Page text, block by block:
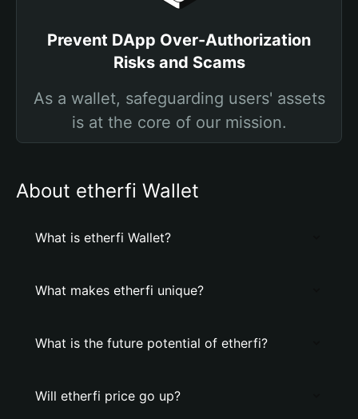
Prevent DApp Over-Authorization
Risks and Scams
As a wallet, safeguarding users' assets
is at the core of our mission.
About etherfi Wallet
What is etherfi Wallet?
What makes etherfi unique?
What is the future potential of etherfi?
Will etherfi price go up?